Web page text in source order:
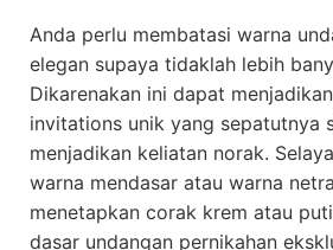
Anda perlu membatasi warna
elegan supaya tidaklah lebih
Dikarenakan ini dapat
invitations unik yang sepatutnya
menjadikan keliatan norak.
warna mendasar atau warna
menetapkan corak krem atau
dasar undangan pernikahan